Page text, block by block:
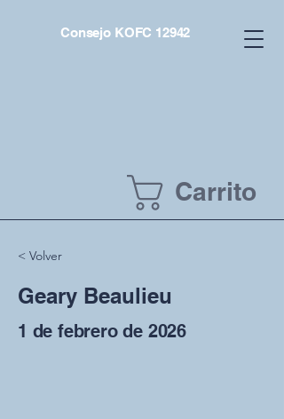
Consejo KOFC 12942
Carrito
< Volver
Geary Beaulieu
1 de febrero de 2026